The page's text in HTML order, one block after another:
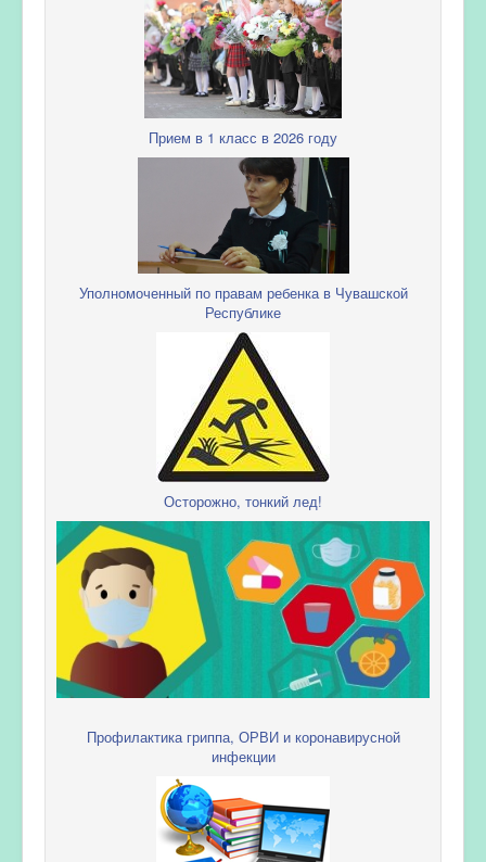
Прием в 1 класс в 2026 году
Уполномоченный по правам ребенка в Чувашской
Республике
Осторожно, тонкий лед!
Профилактика гриппа, ОРВИ и коронавирусной
инфекции